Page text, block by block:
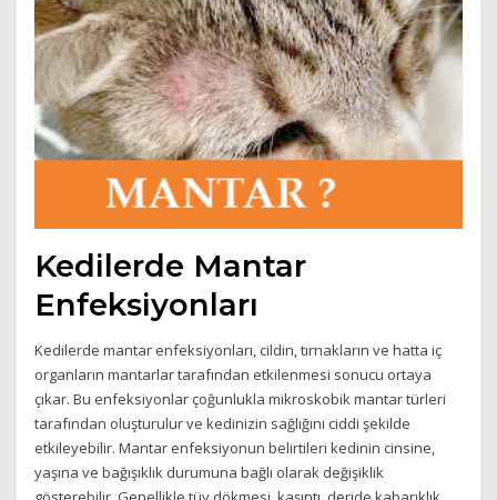
Kedilerde Mantar
Enfeksiyonları
Kedilerde mantar enfeksiyonları, cildin, tırnakların ve hatta iç
organların mantarlar tarafından etkilenmesi sonucu ortaya
çıkar. Bu enfeksiyonlar çoğunlukla mikroskobik mantar türleri
tarafından oluşturulur ve kedinizin sağlığını ciddi şekilde
etkileyebilir. Mantar enfeksiyonun belirtileri kedinin cinsine,
yaşına ve bağışıklık durumuna bağlı olarak değişiklik